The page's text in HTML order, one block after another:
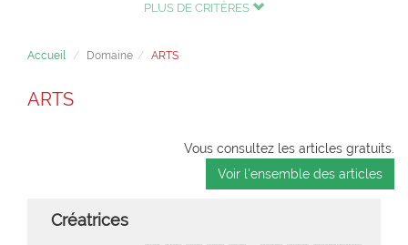
PLUS DE CRITÈRES
Accueil Domaine ARTS
ARTS
Vous consultez les articles gratuits.
Voir l'ensemble des articles
Créatrices